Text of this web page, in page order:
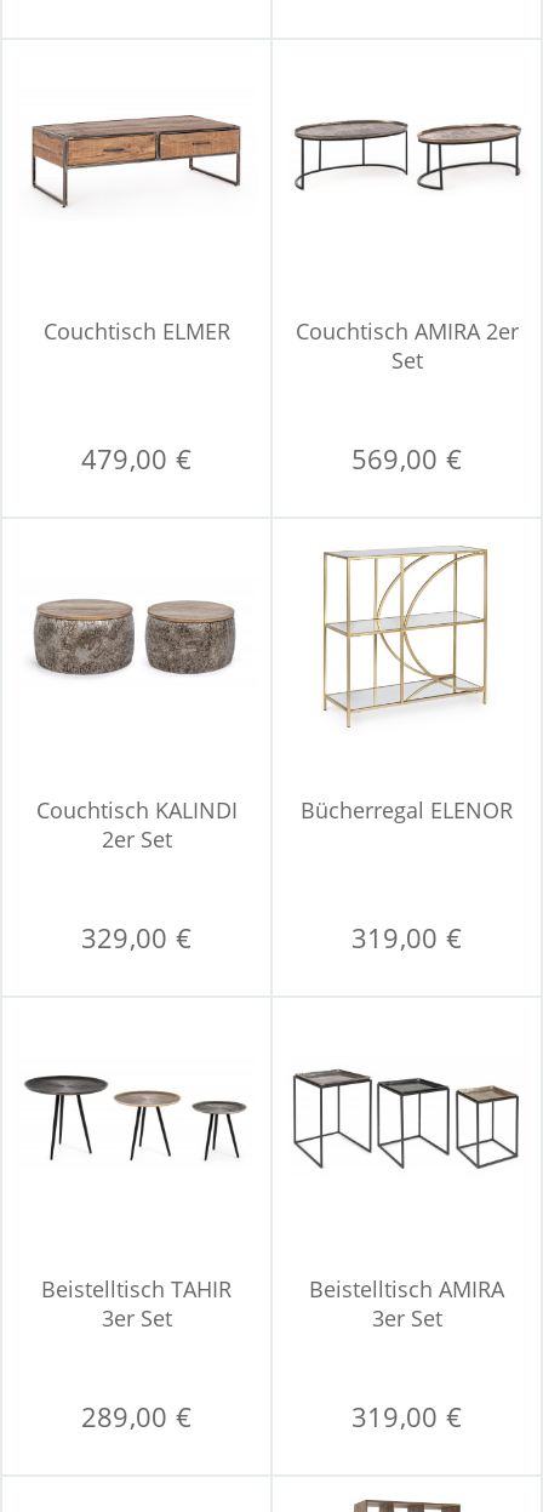
Couchtisch ELMER
479,00 €
Couchtisch AMIRA 2er
Set
569,00 €
Couchtisch KALINDI
2er Set
329,00 €
Bücherregal ELENOR
319,00 €
Beistelltisch TAHIR
3er Set
289,00 €
Beistelltisch AMIRA
3er Set
319,00 €